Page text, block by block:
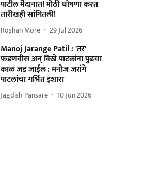
पाटील मैदानात! मोठी घोषणा करत
तारीखही सांगितली!
Roshan More 29 Jul 2026
Manoj Jarange Patil : 'तर'
फडणवीस अन् विखे पाटलांना पुढचा
काळ जड जाईल : मनोज जरांगे
पाटलांचा गर्भित इशारा
Jagdish Pansare 10 Jun 2026